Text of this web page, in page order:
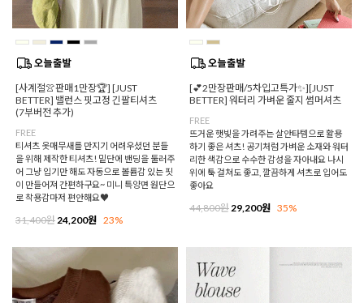
[사계절👚판매1만장🏆] [JUST
BETTER] 밸런스 핏고정 긴팔티셔츠
(7부버전 추가)
FREE
티셔츠 옷매무새를 만지기 어려우셨던 분들
을 위해 제작한 티셔츠! 밑단에 밴딩을 둘러주
어 그냥 입기만 해도 자동으로 볼륨감 있는 핏
이 만들어져 간편하구요~ 미니 특양면 원단으
로 착용감마저 편안해요♥
31,400원 24,200원 23%
[💕2만장판매/5차입고특가✨][JUST
BETTER] 워터리 가벼운 줄지 썸머셔츠
FREE
뜨거운 햇빛을 가려주는 살안타템으로 활용
하기 좋은 셔츠! 공기처럼 가벼운 소재와 워터
리한 색감으로 수수한 감성을 자아내요 나시
위에 툭 걸쳐도 좋고, 깔끔하게 셔츠로 입어도
좋아요
44,800원 29,200원 35%